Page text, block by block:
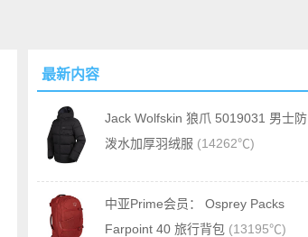
最新内容
Jack Wolfskin 狼爪 5019031 男士防
泼水加厚羽绒服 (14262℃)
中亚Prime会员： Osprey Packs
Farpoint 40 旅行背包 (13195℃)